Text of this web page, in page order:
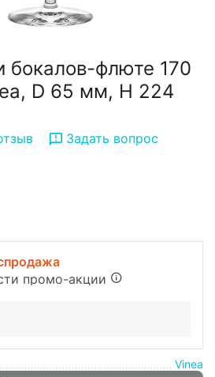
бокалов-флюте 170
D 65 мм, H 224
Задать вопрос
промо-акции
Vinea